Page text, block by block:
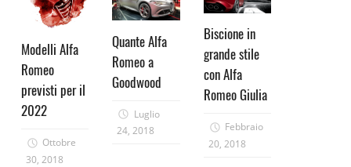
Modelli Alfa
Romeo
previsti per il
2022
Ottobre
30, 2018
Quante Alfa
Romeo a
Goodwood
Luglio
24, 2018
Biscione in
grande stile
con Alfa
Romeo Giulia
Febbraio
20, 2018